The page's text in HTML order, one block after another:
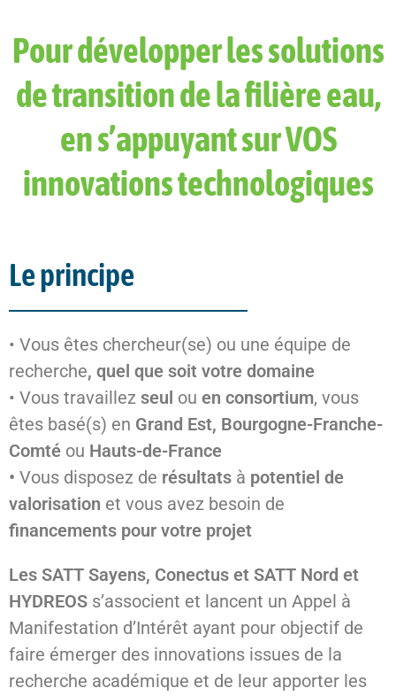
Pour développer les solutions
de transition de la filière eau,
en s’appuyant sur VOS
innovations technologiques
Le principe
• Vous êtes chercheur(se) ou une équipe de
recherche, quel que soit votre domaine
• Vous travaillez seul ou en consortium, vous
êtes basé(s) en Grand Est, Bourgogne-Franche-
Comté ou Hauts-de-France
• Vous disposez de résultats à potentiel de
valorisation et vous avez besoin de
financements pour votre projet
Les SATT Sayens, Conectus et SATT Nord et
HYDREOS s’associent et lancent un Appel à
Manifestation d’Intérêt ayant pour objectif de
faire émerger des innovations issues de la
recherche académique et de leur apporter les